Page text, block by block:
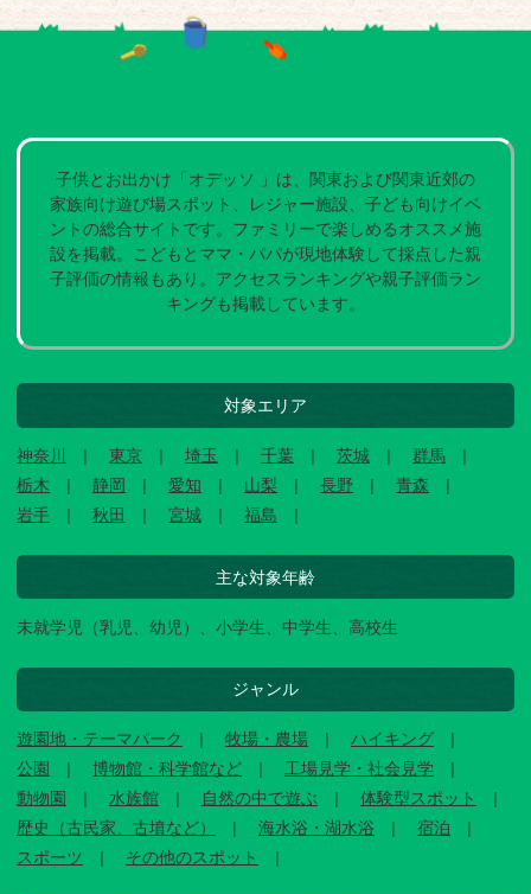
子供とお出かけ「オデッソ 」は、関東および関東近郊の
家族向け遊び場スポット、レジャー施設、子ども向けイベ
ントの総合サイトです。ファミリーで楽しめるオススメ施
設を掲載。こどもとママ・パパが現地体験して採点した親
子評価の情報もあり。アクセスランキングや親子評価ラン
キングも掲載しています。
対象エリア
神奈川 東京 埼玉 千葉 茨城
群馬
栃木
静岡 愛知 山梨 長野
青森
岩手
秋田 宮城 福島
主な対象年齢
未就学児（乳児、幼児）、小学生、中学生、高校生
ジャンル
遊園地・テーマパーク 牧場・農場
ハイキング
公園
博物館・科学館など
工場見学・社会見学
動物園
水族館 自然の中で遊ぶ
体験型スポット
歴史（古民家、古墳など）
海水浴・湖水浴
宿泊
スポーツ
その他のスポット